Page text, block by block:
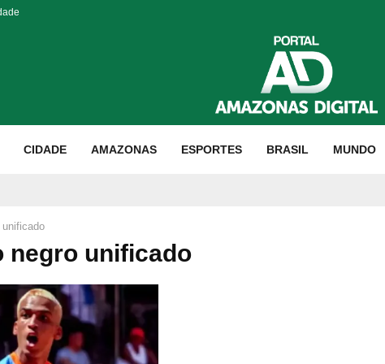
CIDADE AMAZONAS ESPORTES BRASIL MUNDO
unificado
negro unificado